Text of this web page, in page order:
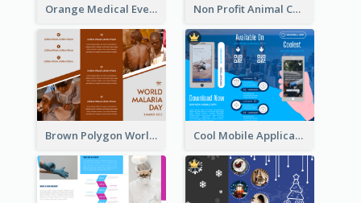
Orange Medical Event Program Tri Fold Brochure Non Profit Animal Community Tri Fold Brochure
Brown Polygon World Malaria Day Brochure Cool Mobile Application Promotional Brochure Design